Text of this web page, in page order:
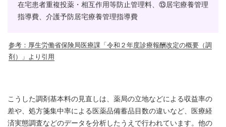
在宅患者重複投薬・相互作用等防止管理料、⑬居宅療養管理
指導費、介護予防居宅療養管理指導費
参考：厚生労働省保険局医療課「令和２年度診療報酬改定の概要（調
剤）」より引用
こうした調剤基本料の見直しは、薬局の立地などによる収益率の
差や、処方箋集中率による医薬品備蓄品目数の違いなど、医療経
済実態調査などのデータを分析したうえで行われています。他の